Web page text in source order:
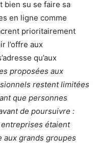
bien su se faire sa
en ligne comme
prioritairement
l’offre aux
qu’aux
proposées aux
restent limitées
que personnes
de poursuivre :
étaient
aux grands groupes